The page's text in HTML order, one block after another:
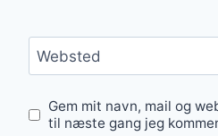
Websted
Gem mit navn, mail og
til næste gang jeg